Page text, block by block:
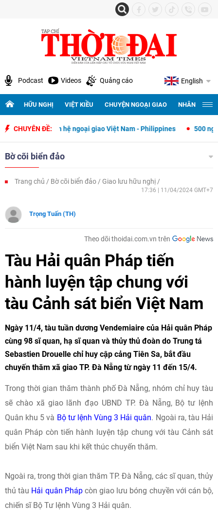
Podcast Videos Quảng cáo English
HỮU NGHỊ VIỆT KIỀU CHUYỆN NGOẠI GIAO NHÂN
CHUYÊN ĐỀ:
lập quan hệ ngoại giao Việt Nam - Philippines 500 ngày đêm
Bờ cõi biển đảo
Trang chủ Bờ cõi biển đảo Giao lưu hữu nghị
17:36 | 11/04/2024 GMT+7
Trọng Tuấn (TH)
Theo dõi thoidai.com.vn trên
Tàu Hải quân Pháp tiến
hành luyện tập chung với
tàu Cảnh sát biển Việt Nam
Ngày 11/4, tàu tuần dương Vendemiaire của Hải quân Pháp
cùng 98 sĩ quan, hạ sĩ quan và thủy thủ đoàn do Trung tá
Sebastien Drouelle chỉ huy cập cảng Tiên Sa, bắt đầu
chuyến thăm xã giao TP. Đà Nẵng từ ngày 11 đến 15/4.
Trong thời gian thăm thành phố Đà Nẵng, nhóm chỉ huy tàu
sẽ chào xã giao lãnh đạo UBND TP. Đà Nẵng, Bộ tư lệnh
Quân khu 5 và Bộ tư lệnh Vùng 3 Hải quân. Ngoài ra, tàu Hải
quân Pháp còn tiến hành luyện tập chung với tàu Cảnh sát
biển Việt Nam sau khi kết thúc chuyến thăm.
Ngoài ra, trong thời gian thăm TP. Đà Nẵng, các sĩ quan, thủy
thủ tàu Hải quân Phápcòn giao lưu bóng chuyền với cán bộ,
chiến sĩ Bộ Tư lệnh Vùng 3 Hải quân.